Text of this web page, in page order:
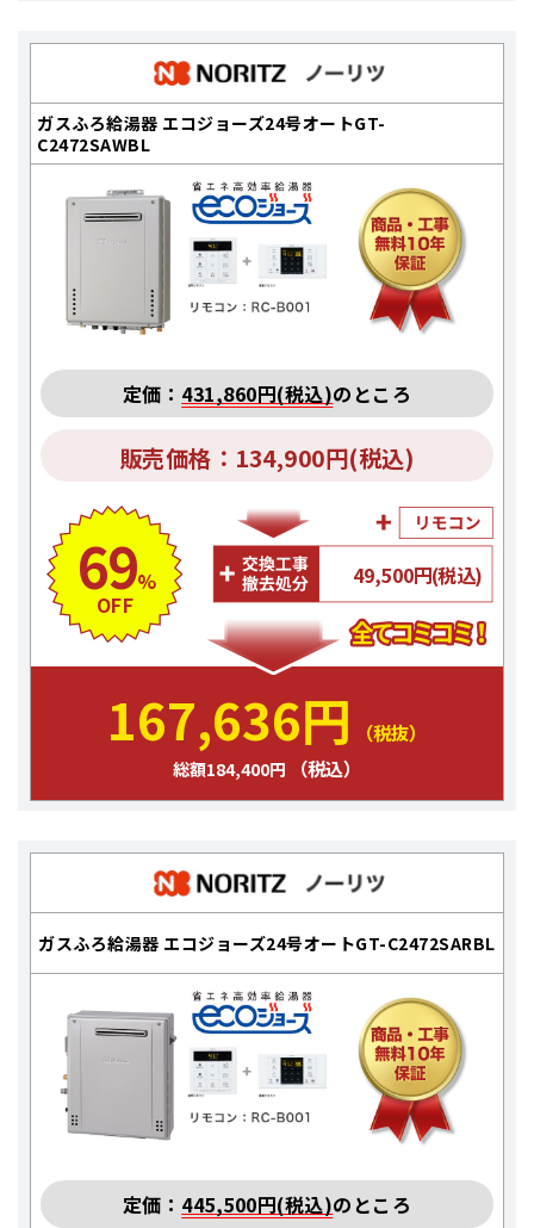
ガスふろ給湯器 エコジョーズ24号オートGT-
C2472SAWBL
定価： 431,860円(税込)のところ
販売価格：134,900円(税込)
69%
OFF
49,500円(税込)
167,636円 （税抜）
総額184,400円 （税込）
ガスふろ給湯器 エコジョーズ24号オートGT-C2472SARBL
定価： 445,500円(税込)のところ